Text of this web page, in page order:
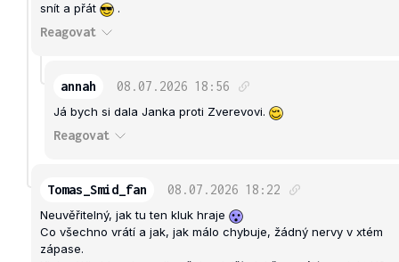
snít a přát
.
Reagovat
annah 08.07.2026 18:56
Já bych si dala Janka proti Zverevovi.
Reagovat
Tomas_Smid_fan 08.07.2026 18:22
Neuvěřitelný, jak tu ten kluk hraje
Co všechno vrátí a jak, jak málo chybuje, žádný nervy v xtém
zápase.